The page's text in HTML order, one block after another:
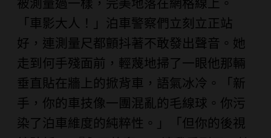
被測量過一樣，完美地落在網格線上。
「車影大人！」泊車警察們立刻立正站
好，連測量尺都顫抖著不敢發出聲音。她
走到何手殘面前，輕蔑地掃了一眼他那輛
垂直貼在牆上的掀背車，語氣冰冷。「新
手，你的車技像一團混亂的毛線球。你污
染了泊車維度的純粹性。」「但你的後視